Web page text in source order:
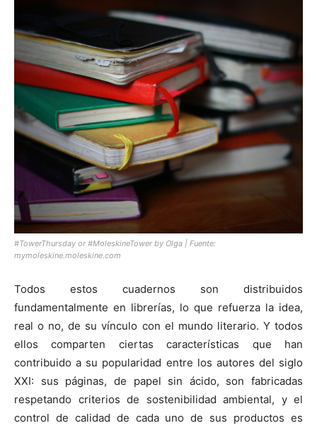
#TowerThursday or #MoleskineTower by Olga | Fuente:
mymoleskine.moleskine.com
Todos estos cuadernos son distribuidos
fundamentalmente en librerías, lo que refuerza la idea,
real o no, de su vínculo con el mundo literario. Y todos
ellos comparten ciertas características que han
contribuido a su popularidad entre los autores del siglo
XXI: sus páginas, de papel sin ácido, son fabricadas
respetando criterios de sostenibilidad ambiental, y el
control de calidad de cada uno de sus productos es